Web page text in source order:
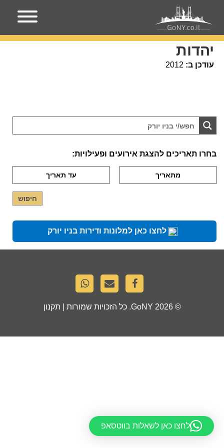
עמוד הבית יהדות
יהדות
עודכן ב: 2012
בחרו תאריכים להצגת אירועים ופעילויות:
לחצו כאן למלונות ודירות בניו יורק
© 2026
GoNY. כל הזכויות שמורות | תקנון
לחצו כאן לשאלות בווטסאפ